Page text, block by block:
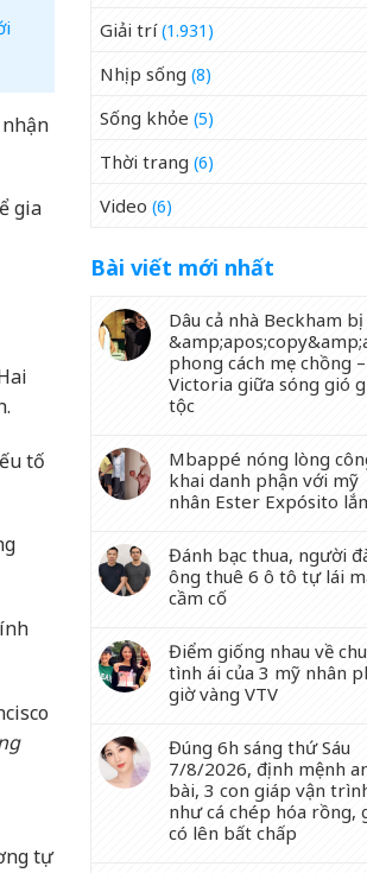
gia
tố
tự
Giải trí(1.931)
Nhịp sống (8)
Sống khỏe (5)
Thời trang (6)
Video (6)
Bài viết mới nhất
Dâu cả nhà Beckham
phong cách mẹ chồng –
Victoria giữa sóng gió
tộc
Mbappé nóng lòng
khai danh phận với mỹ
nhân Ester Expósito
Đánh bạc thua, người
ông thuê 6 ô tô tự lái
cầm cố
Điểm giống nhau về
tình ái của 3 mỹ nhân
giờ vàng VTV
Đúng 6h sáng thứ Sáu
7/8/2026, định mệnh
bài, 3 con giáp vận
như cá chép hóa rồng,
có lên bất chấp